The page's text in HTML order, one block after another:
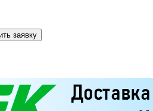
заявку